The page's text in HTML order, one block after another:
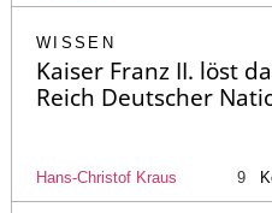
WISSEN
Kaiser Franz II. löst
Reich Deutscher
Hans-Christof Kraus 9